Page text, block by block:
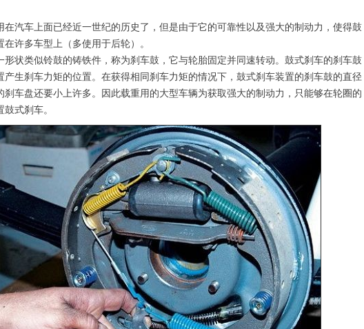
车上面已经近一世纪的历史了，但是由于它的可靠性以及强大的制动力，使得鼓
许多车型上（多使用于后轮）。
类似铃鼓的铸铁件，称为刹车鼓，它与轮胎固定并同速转动。鼓式刹车的刹车鼓
产生刹车力矩的位置。在获得相同刹车力矩的情况下，鼓式刹车装置的刹车鼓的直径
刹车盘还要小上许多。因此载重用的大型车辆为获取强大的制动力，只能够在轮圈的
式刹车。